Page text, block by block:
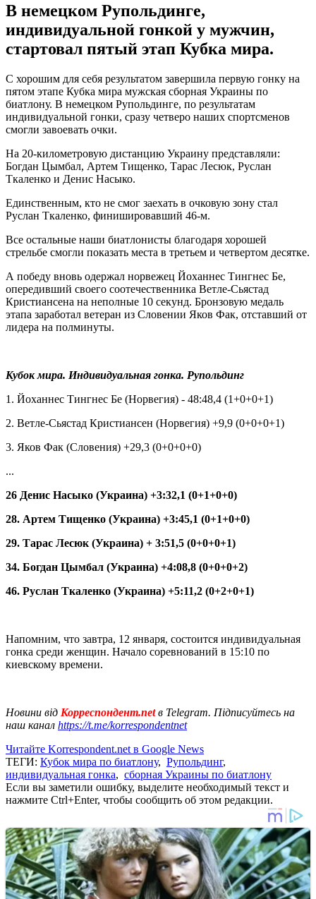
В немецком Рупольдинге,
индивидуальной гонкой у мужчин,
стартовал пятый этап Кубка мира.
С хорошим для себя результатом завершила первую гонку на
пятом этапе Кубка мира мужская сборная Украины по
биатлону. В немецком Рупольдинге, по результатам
индивидуальной гонки, сразу четверо наших спортсменов
смогли завоевать очки.
На 20-километровую дистанцию Украину представляли:
Богдан Цымбал, Артем Тищенко, Тарас Лесюк, Руслан
Ткаленко и Денис Насыко.
Единственным, кто не смог заехать в очковую зону стал
Руслан Ткаленко, финишировавший 46-м.
Все остальные наши биатлонисты благодаря хорошей
стрельбе смогли показать места в третьем и четвертом десятке.
А победу вновь одержал норвежец Йоханнес Тингнес Бе,
опередивший своего соотечественника Ветле-Сьястад
Кристиансена на неполные 10 секунд. Бронзовую медаль
этапа заработал ветеран из Словении Яков Фак, отставший от
лидера на полминуты.
Кубок мира. Индивидуальная гонка. Рупольдинг
1. Йоханнес Тингнес Бе (Норвегия) - 48:48,4 (1+0+0+1)
2. Ветле-Сьястад Кристиансен (Норвегия) +9,9 (0+0+0+1)
3. Яков Фак (Словения) +29,3 (0+0+0+0)
...
26 Денис Насыко (Украина) +3:32,1 (0+1+0+0)
28. Артем Тищенко (Украина) +3:45,1 (0+1+0+0)
29. Тарас Лесюк (Украина) + 3:51,5 (0+0+0+1)
34. Богдан Цымбал (Украина) +4:08,8 (0+0+0+2)
46. Руслан Ткаленко (Украина) +5:11,2 (0+2+0+1)
Напомним, что завтра, 12 января, состоится индивидуальная
гонка среди женщин. Начало соревнований в 15:10 по
киевскому времени.
Новини від Корреспондент.netв Telegram. Підписуйтесь на
наш канал https://t.me/korrespondentnet
Читайте Korrespondent.net в Google News
ТЕГИ: Кубок мира по биатлону, Рупольдинг,
индивидуальная гонка, сборная Украины по биатлону
Если вы заметили ошибку, выделите необходимый текст и
нажмите Ctrl+Enter, чтобы сообщить об этом редакции.